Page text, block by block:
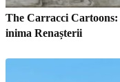
The Carracci
inima Renașterii